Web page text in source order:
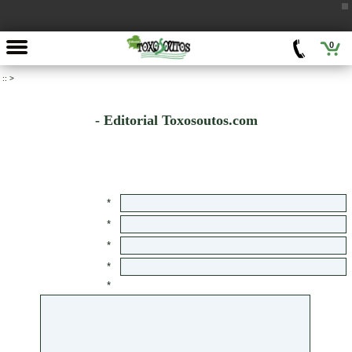
0
:: >
- Editorial Toxosoutos.com
*
*
*
*
*